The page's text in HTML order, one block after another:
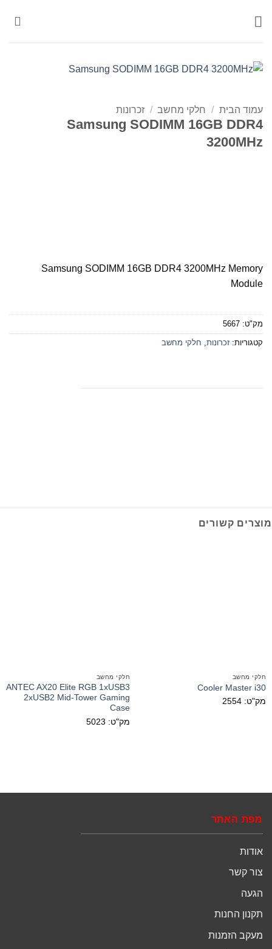
עמוד הבית / חלקי מחשב / זכרונות
Samsung SODIMM 16GB DDR4
3200MHz
Samsung SODIMM 16GB DDR4 3200MHz Memory
Module
מק"ט: 5667
קטגוריות: זכרונות חלקי מחשב
מוצרים קשורים
חלקי מחשב
Cooler Master i30
מק"ט: 2554
חלקי מחשב
ANTEC AX20 Elite RGB 1xUSB3
2xUSB2 Mid-Tower Gaming
Case
מק"ט: 5023
מפת האתר
אודות
צור קשר
הגעה
תקנון החנות
מעקב הזמנות